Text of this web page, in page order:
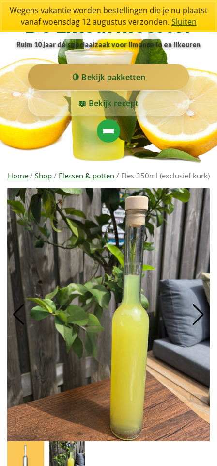
De Likeurmeester
Ruim 10 jaar dé speciaalzaak voor limoncello en likeuren
Bekijk pakketten
Bekijk recept
Home/ Shop/ Flessen & potten / Fles 350ml (exclusief kurk)
Wegens vakantie worden bestellingen die je nu plaatst
vanaf woensdag 12 augustus verzonden. Sluiten